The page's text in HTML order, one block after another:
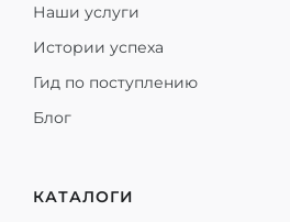
Наши услуги
Истории успеха
Гид по поступлению
Блог
КАТАЛОГИ